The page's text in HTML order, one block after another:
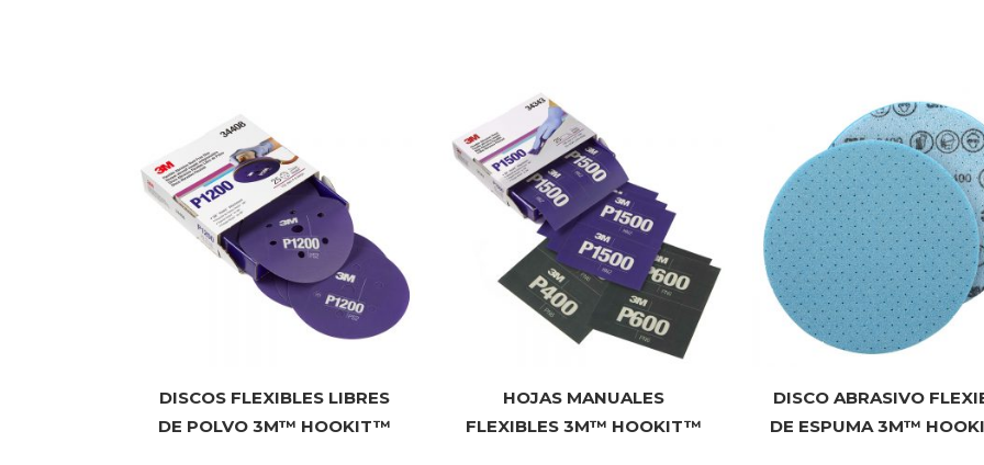
DISCOS FLEXIBLES LIBRES
DE POLVO 3M™ HOOKIT™
HOJAS MANUALES
FLEXIBLES 3M™ HOOKIT™
DISCO ABRASIVO
DE ESPUMA 3M™